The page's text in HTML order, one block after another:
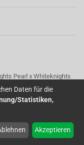
Pearl x Whiteknights
Daten für die
Statistiken,
Akzeptieren